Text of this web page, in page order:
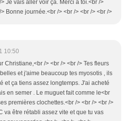
Je vais aller voir ça. Merci à toi.<br />
Bonne journée.<br /> <br /> <br /> <br />
10:50
Christiane,<br /> <br /> <br /> Tes fleurs
et j'aime beaucoup tes myosotis , ils
et ça tiens assez longtemps. J'ai acheté
en semer . Le muguet fait comme le<br
premières clochettes.<br /> <br /> <br />
va être rétabli assez vite et que tu vas